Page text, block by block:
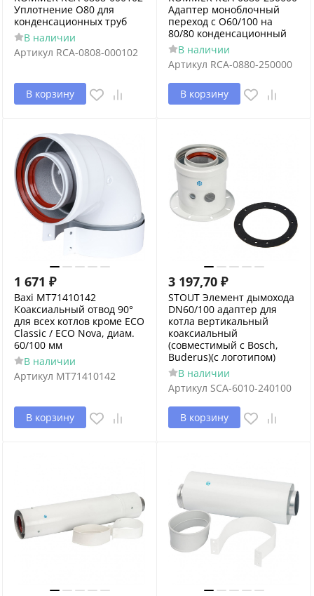
Уплотнение O80 для
конденсационных труб
В наличии
Артикул RCA-0808-000102
В корзину
Адаптер моноблочный
переход с O60/100 на
80/80 конденсационный
В наличии
Артикул RCA-0880-250000
В корзину
1 671 ₽
Baxi MT71410142
Коаксиальный отвод 90°
для всех котлов кроме ECO
Classic / ECO Nova, диам.
60/100 мм
В наличии
Артикул MT71410142
В корзину
3 197,70 ₽
STOUT Элемент дымохода
DN60/100 адаптер для
котла вертикальный
коаксиальный
(совместимый с Bosch,
Buderus)(с логотипом)
В наличии
Артикул SCA-6010-240100
В корзину